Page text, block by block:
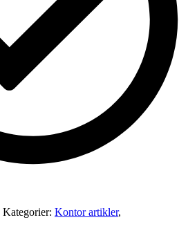
Kategorier: Kontor artikler,